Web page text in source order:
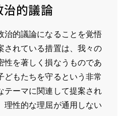
的議論
治的議論になることを覚悟
されている措置は、我々の
性を著しく損なうものであ
どもたちを守るという非常
テーマに関連して提案され
理性的な理屈が通用しない